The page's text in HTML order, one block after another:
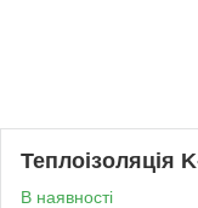
Теплоізоляція
В наявності